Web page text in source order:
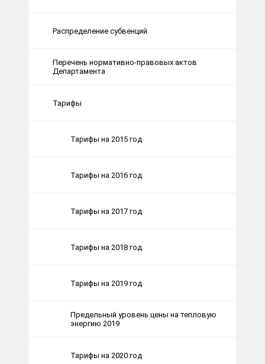
Распределение субвенций
Перечень нормативно-правовых актов
Департамента
Тарифы
Тарифы на 2015 год
Тарифы на 2016 год
Тарифы на 2017 год
Тарифы на 2018 год
Тарифы на 2019 год
Предельный уровень цены на тепловую
энергию 2019
Тарифы на 2020 год